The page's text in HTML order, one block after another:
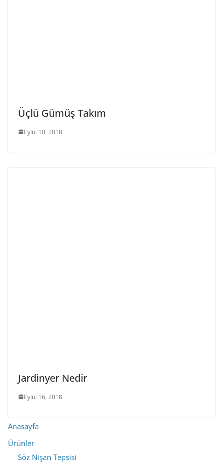
Üçlü Gümüş Takım
Eylül 10, 2018
Jardinyer Nedir
Eylül 16, 2018
Anasayfa
Ürünler
Söz Nişan Tepsisi